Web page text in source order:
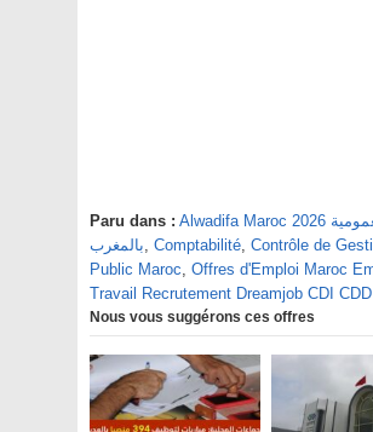
Paru dans : Alwadifa Maroc 2026 الوظيفة العمومية
بالمغرب, Comptabilité, Contrôle de
Public Maroc, Offres d'Emploi Maroc
Travail Recrutement Dreamjob CDI CDD
Nous vous suggérons ces offres